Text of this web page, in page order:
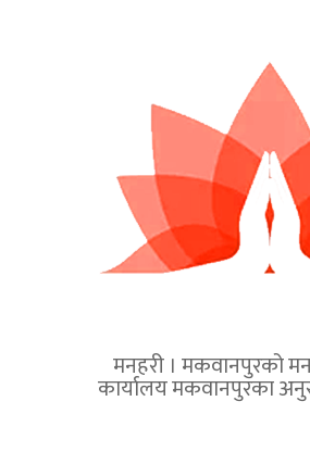
मनहरी । मकवानपुरको
कार्यालय मकवानपुरका